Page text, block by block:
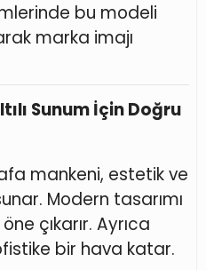
bu modeli
marka imajı
Sunum İçin Doğru
mankeni, estetik ve
Modern tasarımı
çıkarır. Ayrıca
bir hava katar.